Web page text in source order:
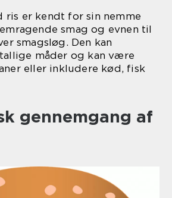
ris er kendt for sin nemme
smag og evnen til
smagsløg. Den kan
måder og kan være
eller inkludere kød, fisk
gennemgang af